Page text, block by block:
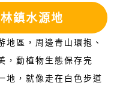
鎮水源地
地區，周邊青山環抱、
，動植物生態保存完
地，就像走在白色步道